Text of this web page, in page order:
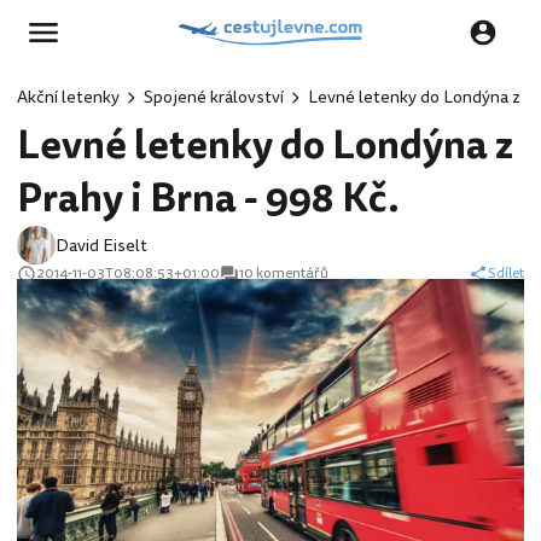
Akční letenky Spojené království Levné letenky do Londýna z
Levné letenky do Londýna z
Prahy i Brna - 998 Kč.
David Eiselt
2014-11-03T08:08:53+01:00 10 komentářů Sdílet